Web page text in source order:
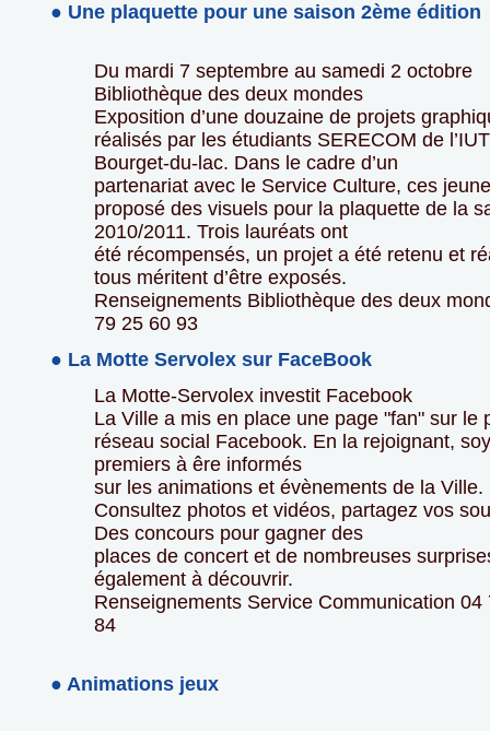
● Une plaquette pour une saison 2ème édition
Du mardi 7 septembre au samedi 2 octobre
Bibliothèque des deux mondes
Exposition d’une douzaine de projets
réalisés par les étudiants SERECOM de
Bourget-du-lac. Dans le cadre d’un
partenariat avec le Service Culture, ces
proposé des visuels pour la plaquette de la
2010/2011. Trois lauréats ont
été récompensés, un projet a été retenu et
tous méritent d’être exposés.
Renseignements Bibliothèque des deux
79 25 60 93
● La Motte Servolex sur FaceBook
La Motte-Servolex investit Facebook
La Ville a mis en place une page "fan" sur le
réseau social Facebook. En la rejoignant,
premiers à êre informés
sur les animations et évènements de la Ville.
Consultez photos et vidéos, partagez vos
Des concours pour gagner des
places de concert et de nombreuses
également à découvrir.
Renseignements Service Communication 04
84
● Animations jeux